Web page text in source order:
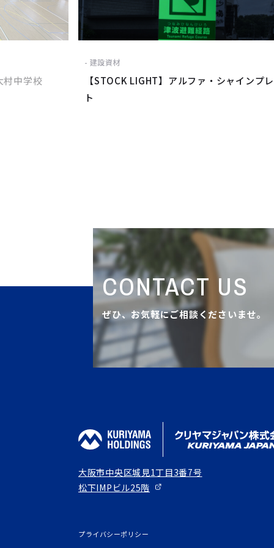
村中学校
建設資材
【STOCK LIGHT】アルファ・シャインプ
ト
CONTACT US
ぜひ、お気軽にご相談くださいませ。
大阪市中央区城見1丁目3番7号
松下IMPビル25階
プライバシーポリシー